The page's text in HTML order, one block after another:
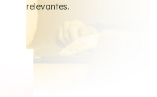
relevantes.